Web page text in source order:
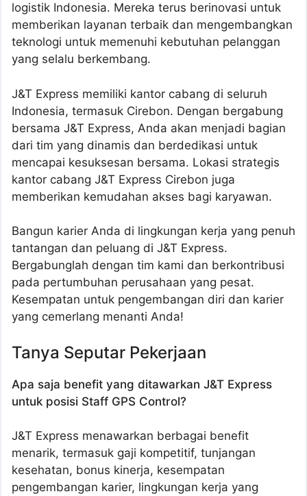
logistik Indonesia. Mereka terus berinovasi untuk
memberikan layanan terbaik dan mengembangkan
teknologi untuk memenuhi kebutuhan pelanggan
yang selalu berkembang.
J&T Express memiliki kantor cabang di seluruh
Indonesia, termasuk Cirebon. Dengan bergabung
bersama J&T Express, Anda akan menjadi bagian
dari tim yang dinamis dan berdedikasi untuk
mencapai kesuksesan bersama. Lokasi strategis
kantor cabang J&T Express Cirebon juga
memberikan kemudahan akses bagi karyawan.
Bangun karier Anda di lingkungan kerja yang penuh
tantangan dan peluang di J&T Express.
Bergabunglah dengan tim kami dan berkontribusi
pada pertumbuhan perusahaan yang pesat.
Kesempatan untuk pengembangan diri dan karier
yang cemerlang menanti Anda!
Tanya Seputar Pekerjaan
Apa saja benefit yang ditawarkan J&T Express
untuk posisi Staff GPS Control?
J&T Express menawarkan berbagai benefit
menarik, termasuk gaji kompetitif, tunjangan
kesehatan, bonus kinerja, kesempatan
pengembangan karier, lingkungan kerja yang